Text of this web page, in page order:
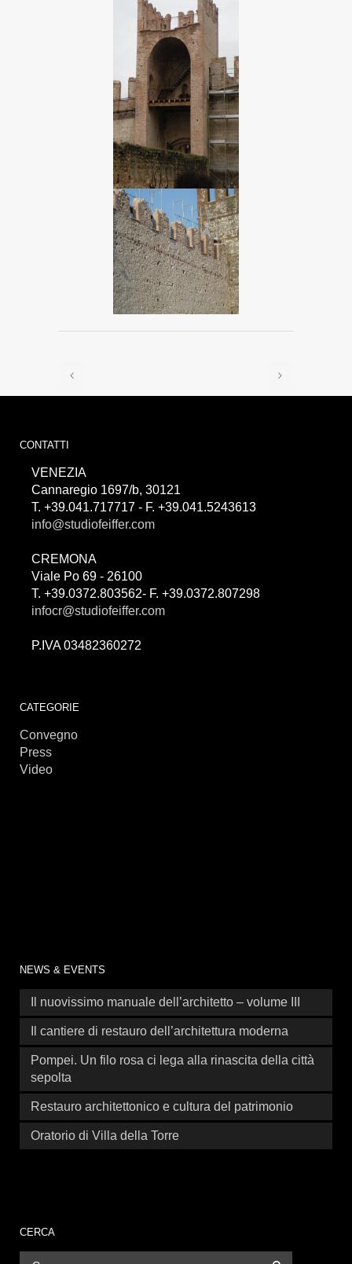
CONTATTI
VENEZIA
Cannaregio 1697/b, 30121
T. +39.041.717717 - F. +39.041.5243613
info@studiofeiffer.com
CREMONA
Viale Po 69 - 26100
T. +39.0372.803562- F. +39.0372.807298
infocr@studiofeiffer.com
P.IVA 03482360272
CATEGORIE
Convegno
Press
Video
NEWS & EVENTS
Il nuovissimo manuale dell’architetto – volume III
Il cantiere di restauro dell’architettura moderna
Pompei. Un filo rosa ci lega alla rinascita della città
sepolta
Restauro architettonico e cultura del patrimonio
Oratorio di Villa della Torre
CERCA